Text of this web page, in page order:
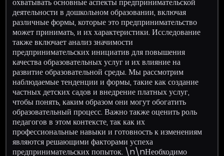
деятельности в дошкольном образовании, включая
различные формы, которые это предпринимательство
может принимать, и их характеристики. Исследование
также включает анализ значимости
предпринимательских инициатив для повышения
качества образовательных услуг и их влияние на
развитие образовательной среды. Мы рассмотрим
наблюдаемые тенденции и формы, такие как создание
частных детских садов и внедрение платных услуг,
чтобы понять, каким образом они могут обогатить
образовательный процесс. Важно также оценить роль
педагогов в этом контексте, так как их
профессиональные навыки и готовность к изменениям
являются решающими факторами успеха
предпринимательских попыток. \n\nНеобходимо